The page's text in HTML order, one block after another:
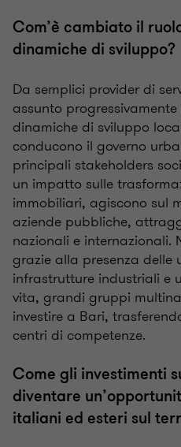
Com’è cambiato il
dinamiche di sviluppo?
Da semplici provider di
assunto
dinamiche di sviluppo
conducono il governo
principali stakeholders
un impatto sulle
immobiliari, agiscono sul
aziende pubbliche,
nazionali e internazionali.
grazie alla presenza delle
infrastrutture industriali e
vita, grandi gruppi
investire a Bari,
centri di competenze.
Come gli investimenti
diventare
italiani ed esteri sul